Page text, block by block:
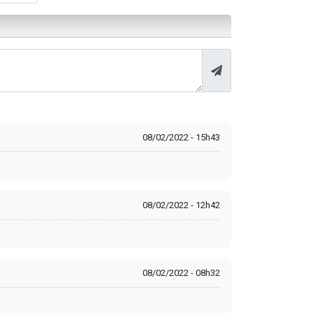
08/02/2022 - 15h43
08/02/2022 - 12h42
08/02/2022 - 08h32